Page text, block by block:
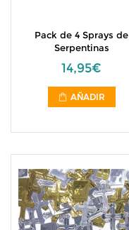
Pack de 4 Sprays de
Serpentinas
14,95€
AÑADIR